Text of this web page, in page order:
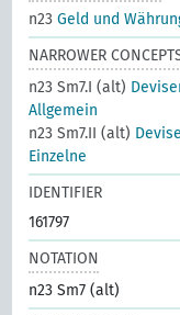
n23Geld und
NARROWER
n23 Sm7.I (alt)
Allgemein
n23 Sm7.II (alt)
Einzelne
IDENTIFIER
161797
NOTATION
n23 Sm7 (alt)